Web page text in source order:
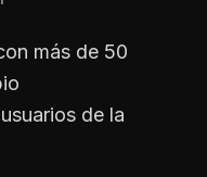
más de 50
de la